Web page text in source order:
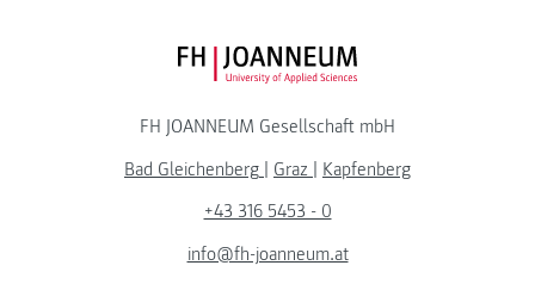
FH JOANNEUM Logo
FH JOANNEUM Gesellschaft mbH
Bad Gleichenberg | Graz | Kapfenberg
+43 316 5453 - 0
info@fh-joanneum.at